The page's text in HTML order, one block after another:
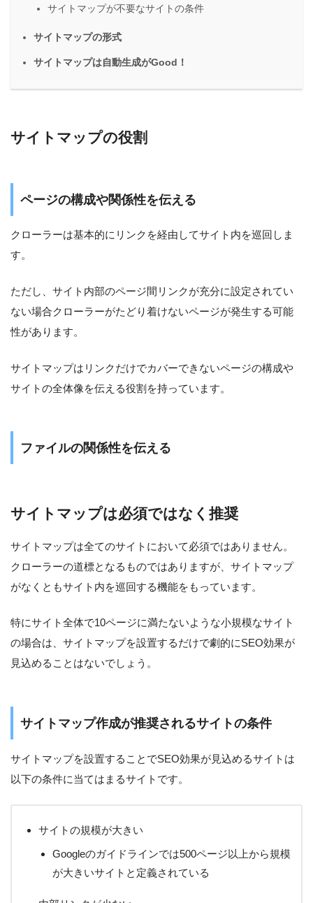
サイトマップが不要なサイトの条件
サイトマップの形式
サイトマップは自動生成がGood！
サイトマップの役割
ページの構成や関係性を伝える
クローラーは基本的にリンクを経由してサイト内を巡回しま
す。
ただし、サイト内部のページ間リンクが充分に設定されてい
ない場合クローラーがたどり着けないページが発生する可能
性があります。
サイトマップはリンクだけでカバーできないページの構成や
サイトの全体像を伝える役割を持っています。
ファイルの関係性を伝える
サイトマップは必須ではなく推奨
サイトマップは全てのサイトにおいて必須ではありません。
クローラーの道標となるものではありますが、サイトマップ
がなくともサイト内を巡回する機能をもっています。
特にサイト全体で10ページに満たないような小規模なサイト
の場合は、サイトマップを設置するだけで劇的にSEO効果が
見込めることはないでしょう。
サイトマップ作成が推奨されるサイトの条件
サイトマップを設置することでSEO効果が見込めるサイトは
以下の条件に当てはまるサイトです。
サイトの規模が大きい
Googleのガイドラインでは500ページ以上から規模
が大きいサイトと定義されている